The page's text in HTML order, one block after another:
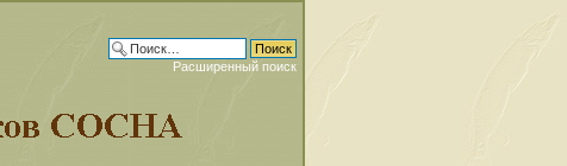
Расширенный поиск